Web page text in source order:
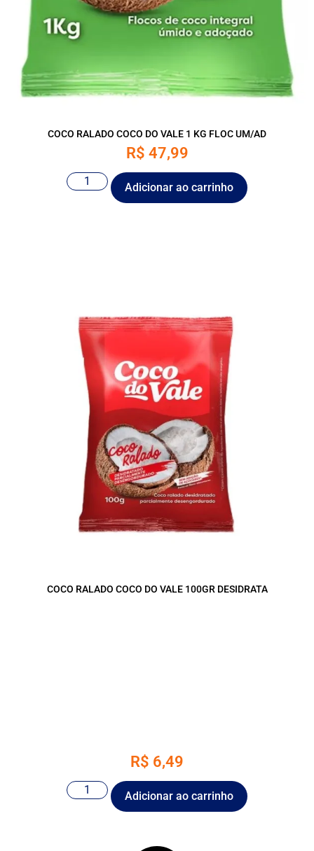
COCO RALADO COCO DO VALE 1 KG FLOC UM/AD
R$ 47,99
Adicionar ao carrinho
COCO RALADO COCO DO VALE 100GR DESIDRATA
R$ 6,49
Adicionar ao carrinho